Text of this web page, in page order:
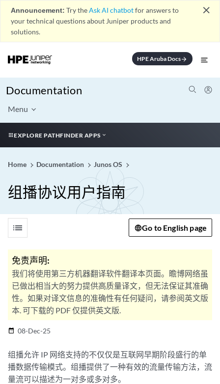
Announcement: Try theAsk AI chatbotfor answers to
your technical questions about Juniper products and
solutions.
close
HPE Aruba Docsarrow_forward
Documentation
Menu
EXPLORE PATHFINDER APPS
Home Documentation Junos OS
组播协议用户指南
list Go to English page
免责声明:
我们将使用第三方机器翻译软件翻译本页面。瞻博网络虽
已做出相当大的努力提供高质量译文，但无法保证其准确
性。如果对译文信息的准确性有任何疑问，请参阅英文版
本. 可下载的 PDF 仅提供英文版.
date_range 08-Dec-25
组播允许 IP 网络支持的不仅仅是互联网早期阶段盛行的单
播数据传输模式。组播提供了一种有效的流量传输方法，流
量流可以描述为一对多或多对多。